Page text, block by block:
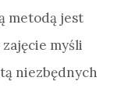
metodą jest
myśli
niezbędnych